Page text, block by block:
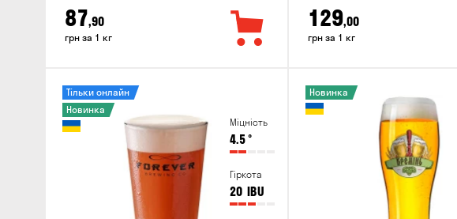
87,90
грн за 1 кг
129,00
грн за 1 кг
Міцність
4.5°
Гіркота
20 IBU
Тільки онлайн
Новинка
Новинка